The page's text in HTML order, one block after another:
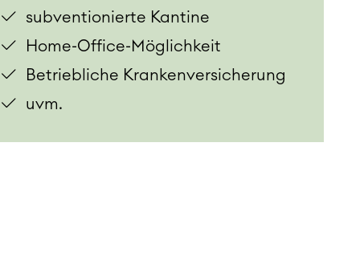
subventionierte Kantine
Home-Office-Möglichkeit
Betriebliche Krankenversicherung
uvm.